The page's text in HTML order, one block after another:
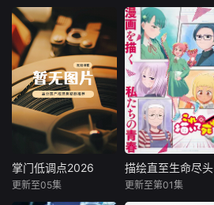
能在需要时变身成
机器人，陪伴小咖
度过有趣又难忘的
每一天，又时常保
护着小咖和他的家
人朋友，帮助小咖
解决各种各样的难
题。
暂无内容
暂无内容
掌门低调点2026
掌门低调点2026
更新至05集
描绘直至生命尽头
描绘直至生命尽头
更新至第01集